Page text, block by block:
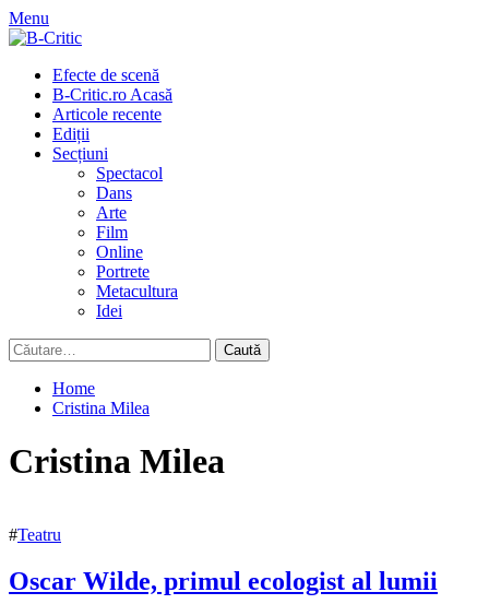
Skip
to
Menu
Primary
Menu
Efecte de scenă
B-Critic.ro Acasă
Articole recente
Ediții
Secțiuni
Spectacol
Dans
Arte
Film
Online
Portrete
Metacultura
Idei
Caută
după:
Home
Cristina Milea
Cristina Milea
#Teatru
Oscar Wilde, primul ecologist al lumii